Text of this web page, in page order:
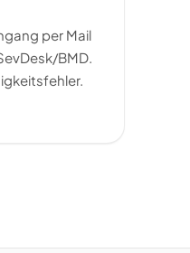
per Mail
BMD.